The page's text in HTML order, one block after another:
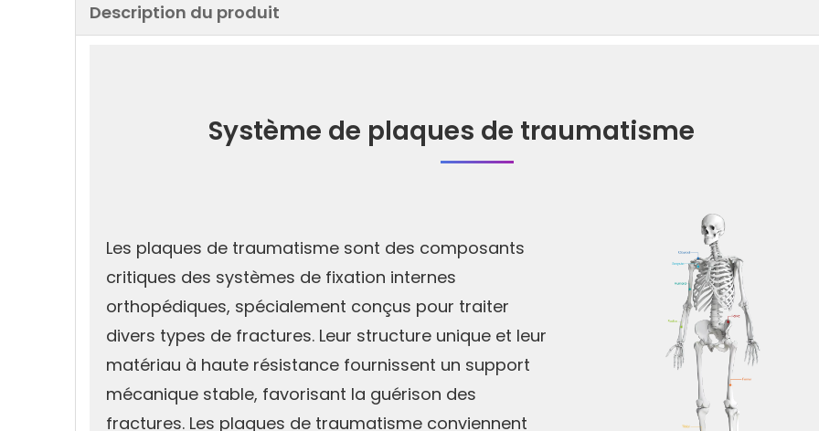
Description du produit
Système de plaques de traumatisme
Les plaques de traumatisme sont des composants
critiques des systèmes de fixation internes
orthopédiques, spécialement conçus pour traiter
divers types de fractures. Leur structure unique et leur
matériau à haute résistance fournissent un support
mécanique stable, favorisant la guérison des
fractures. Les plaques de traumatisme conviennent